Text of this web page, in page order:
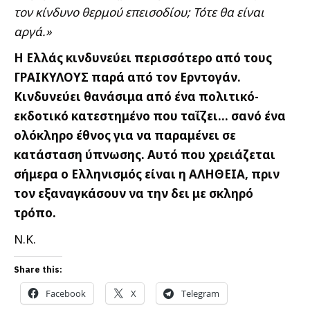
τον κίνδυνο θερμού επεισοδίου; Τότε θα είναι
αργά.»
Η Ελλάς κινδυνεύει περισσότερο από τους
ΓΡΑΙΚΥΛΟΥΣ παρά από τον Ερντογάν.
Κινδυνεύει θανάσιμα από ένα πολιτικό-
εκδοτικό κατεστημένο που ταΐζει… σανό ένα
ολόκληρο έθνος για να παραμένει σε
κατάσταση ύπνωσης. Αυτό που χρειάζεται
σήμερα ο Ελληνισμός είναι η ΑΛΗΘΕΙΑ, πριν
τον εξαναγκάσουν να την δει με σκληρό
τρόπο.
Ν.Κ.
Share this:
Facebook X Telegram